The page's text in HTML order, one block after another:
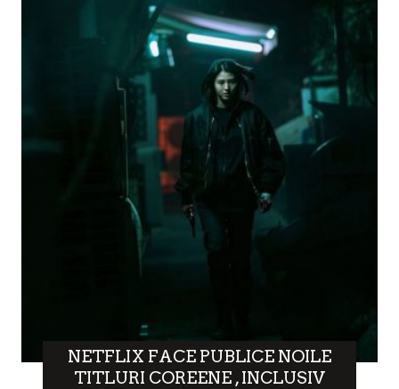
NETFLIX FACE PUBLICE NOILE
TITLURI COREENE , INCLUSIV